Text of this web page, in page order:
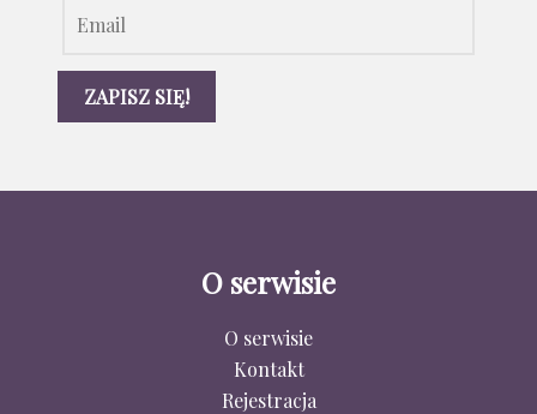
O serwisie
O serwisie
Kontakt
Rejestracja